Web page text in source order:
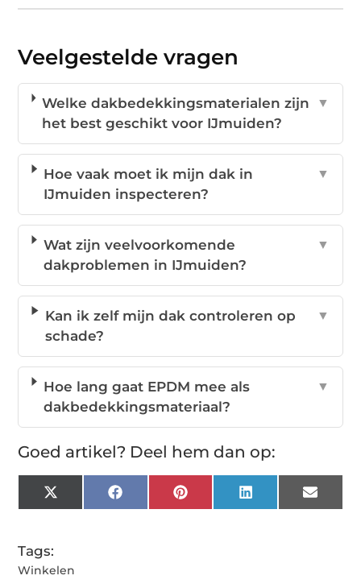
Veelgestelde vragen
Welke dakbedekkingsmaterialen zijn
het best geschikt voor IJmuiden?
▼
Hoe vaak moet ik mijn dak in
IJmuiden inspecteren?
▼
Wat zijn veelvoorkomende
dakproblemen in IJmuiden?
▼
Kan ik zelf mijn dak controleren op
schade?
▼
Hoe lang gaat EPDM mee als
dakbedekkingsmateriaal?
▼
Goed artikel? Deel hem dan op:
X
(Twitter)
FacebookPinterest LinkedIn Email
Tags:
Winkelen